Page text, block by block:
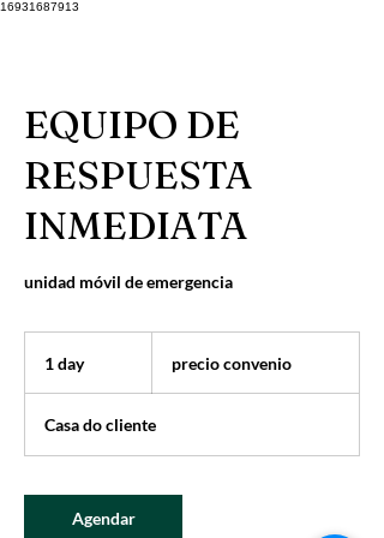
16931687913
EQUIPO DE
RESPUESTA
INMEDIATA
unidad móvil de emergencia
1 day1
precio convenio
Casa do cliente
Agendar